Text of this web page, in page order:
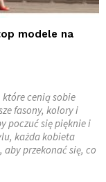
modele na
cenią sobie
fasony, kolory i
poczuć się pięknie i
każda kobieta
przekonać się, co